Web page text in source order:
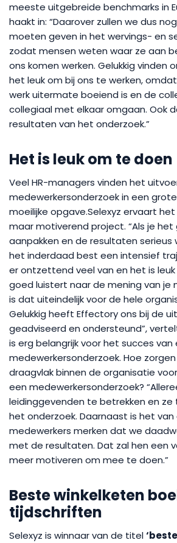
meeste uitgebreide benchmarks in
haakt in: “Daarover zullen we dus
moeten geven in het wervings- en
zodat mensen weten waar ze aan
ons komen werken. Gelukkig vinden
het leuk om bij ons te werken,
werk uitermate boeiend is en de
collegiaal met elkaar omgaan. Ook
resultaten van het onderzoek.”
Het is leuk om te doen
Veel HR-managers vinden het
medewerkersonderzoek in een
moeilijke opgave.Selexyz ervaart
maar motiverend project. “Als je het
aanpakken en de resultaten serieus
het inderdaad best een intensief
er ontzettend veel van en het is
goed luistert naar de mening van je
is dat uiteindelijk voor de hele
Gelukkig heeft Effectory ons bij de
geadviseerd en ondersteund”,
is erg belangrijk voor het succes van
medewerkersonderzoek. Hoe
draagvlak binnen de organisatie
een medewerkersonderzoek?
leidinggevenden te betrekken en
het onderzoek. Daarnaast is het
medewerkers merken dat we
met de resultaten. Dat zal hen een
meer motiveren om mee te doen.”
Beste winkelketen
tijdschriften
Selexyz is winnaar van de titel